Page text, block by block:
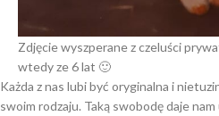
Zdjęcie wyszperane z czeluści
wtedy ze 6 lat 🙂
Każda z nas lubi być oryginalna i
swoim rodzaju. Taką swobodę daje